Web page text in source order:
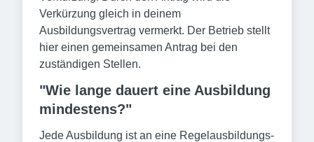
Verkürzung gleich in deinem
Ausbildungsvertrag vermerkt. Der Betrieb stellt
hier einen gemeinsamen Antrag bei den
zuständigen Stellen.
"Wie lange dauert eine Ausbildung
mindestens?"
Jede Ausbildung ist an eine Regelausbildungs-